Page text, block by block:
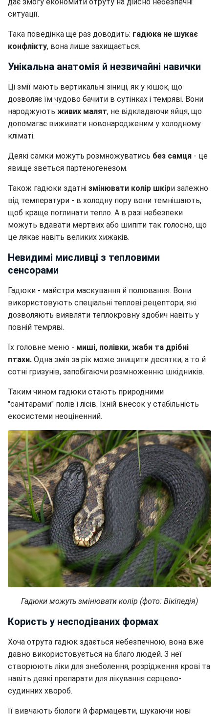
ситуації.
Така поведінка ще раз доводить: гадюка не шукає
конфлікту, вона лише захищається.
Унікальна анатомія й незвичайні навички
Ці змії мають вертикальні зіниці, як у кішок, що
дозволяє їм чудово бачити в сутінках і темряві. Вони
народжують живих малят, не відкладаючи яйця, що
допомагає виживати новонародженим у холодному
кліматі.
Деякі самки можуть розмножуватись без самця - це
явище зветься партеногенезом.
Також гадюки здатні змінювати колір шкіри залежно
від температури - в холодну пору вони темнішають,
щоб краще поглинати тепло. А в разі небезпеки
можуть вдавати мертвих або шипіти так голосно, що
це лякає навіть великих хижаків.
Невидимі мисливці з тепловими
сенсорами
Гадюки - майстри маскування й полювання. Вони
використовують спеціальні теплові рецептори, які
дозволяють виявляти теплокровну здобич навіть у
повній темряві.
Їх головне меню - миші, полівки, жаби та дрібні
птахи. Одна змія за рік може знищити десятки, а то й
сотні гризунів, запобігаючи розмноженню шкідників.
Таким чином гадюки стають природними
"санітарами" полів і лісів. Їхній внесок у стабільність
екосистеми неоціненний.
Гадюки можуть змінювати колір (фото: Вікіпедія)
Користь у несподіваних формах
Хоча отрута гадюк здається небезпечною, вона вже
давно використовується на благо людей. З неї
створюють ліки для знеболення, розрідження крові та
навіть деякі препарати для лікування серцево-
судинних хвороб.
Її вивчають біологи й фармацевти, шукаючи нові